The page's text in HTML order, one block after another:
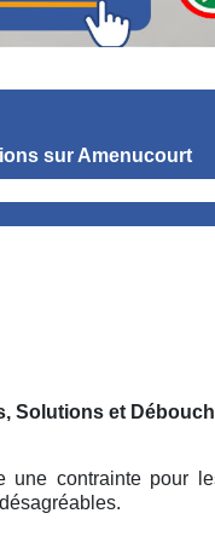
sur Amenucourt
Solutions et
une contrainte pour